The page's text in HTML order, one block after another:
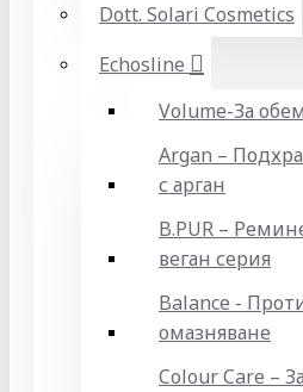
Dott. Solari Cosmetics
Echosline
Volume-За обем
Argan –
с арган
B.PUR –
веган серия
Balance -
омазняване
Colour Care –